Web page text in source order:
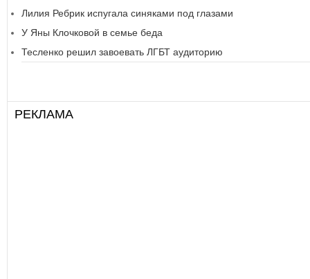
Лилия Ребрик испугала синяками под глазами
У Яны Клочковой в семье беда
Тесленко решил завоевать ЛГБТ аудиторию
РЕКЛАМА